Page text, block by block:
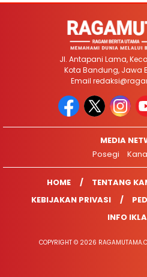
Jl. Antapani Lama,
Kota Bandung, Jawa
Email
MEDIA
Posegi
HOME TENTANG
KEBIJAKAN PRIVASI
INFO
COPYRIGHT © 2026